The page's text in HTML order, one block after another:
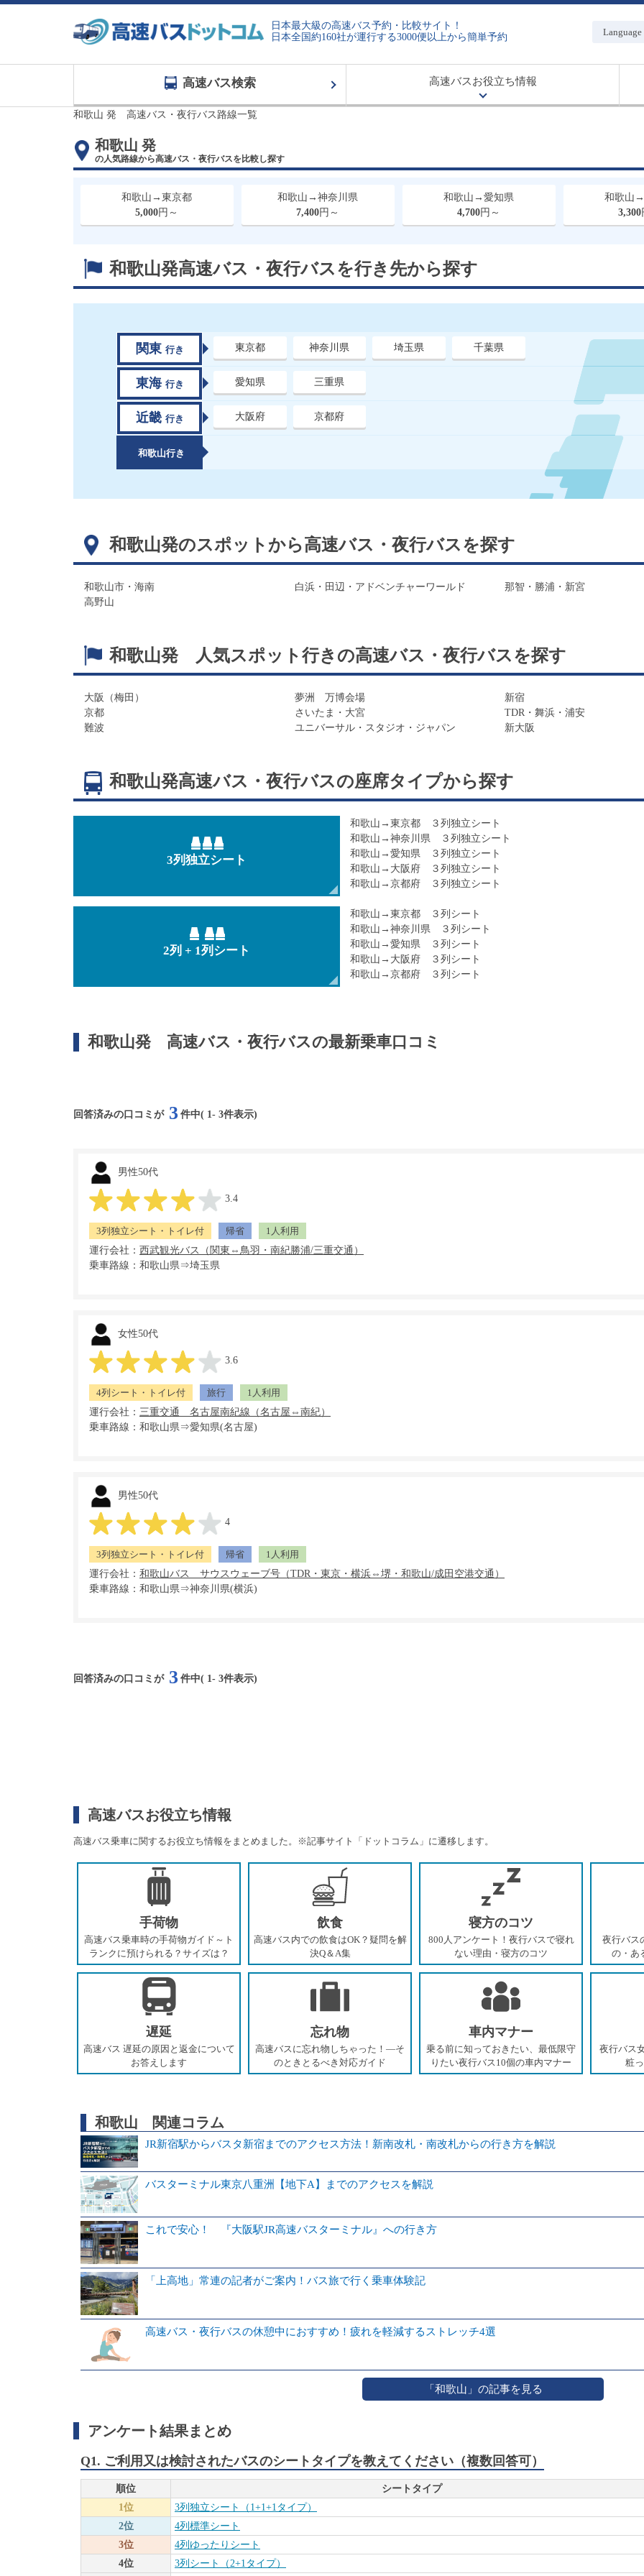
日本最大級の高速バス予約・比較サイト！
日本全国約160社が運行する3000便以上から簡単予約
Language
高速バス検索 高速バスお役立ち情報
和歌山 発 高速バス・夜行バス路線一覧
和歌山 発
の人気路線から高速バス・夜行バスを比較し探す
和歌山→東京都
5,000円～
和歌山→神奈川県
7,400円～
和歌山→愛知県
4,700円～
和歌山
3,300
和歌山発高速バス・夜行バスを行き先から探す
関東 行き 東京都 神奈川県 埼玉県 千葉県
東海 行き 愛知県 三重県
近畿 行き 大阪府 京都府
和歌山行き
和歌山発のスポットから高速バス・夜行バスを探す
和歌山市・海南 白浜・田辺・アドベンチャーワールド 那智・勝浦・新宮
高野山
和歌山発 人気スポット行きの高速バス・夜行バスを探す
大阪（梅田） 夢洲 万博会場 新宿
京都
さいたま・大宮 TDR・舞浜・浦安
難波
ユニバーサル・スタジオ・ジャパン 新大阪
和歌山発高速バス・夜行バスの座席タイプから探す
3列独立シート
和歌山→東京都 ３列独立シート
和歌山→神奈川県 ３列独立シート
和歌山→愛知県 ３列独立シート
和歌山→大阪府 ３列独立シート
和歌山→京都府 ３列独立シート
2列 + 1列シート
和歌山→東京都 ３列シート
和歌山→神奈川県 ３列シート
和歌山→愛知県 ３列シート
和歌山→大阪府 ３列シート
和歌山→京都府 ３列シート
和歌山発 高速バス・夜行バスの最新乗車口コミ
回答済みの口コミが 3 件中( 1 - 3件表示)
男性50代
3.4
3列独立シート・トイレ付 帰省
1人利用
運行会社：
乗車路線：和歌山県⇒埼玉県
女性50代
3.6
4列シート・トイレ付 旅行
1人利用
運行会社：
乗車路線：和歌山県⇒愛知県(名古屋)
男性50代
4
3列独立シート・トイレ付 帰省
1人利用
運行会社：
乗車路線：和歌山県⇒神奈川県(横浜)
回答済みの口コミが 3 件中( 1 - 3件表示)
高速バスお役立ち情報
高速バス乗車に関するお役立ち情報をまとめました。 ※記事サイト「ドットコラム」に遷移します。
手荷物
高速バス乗車時の手荷物ガイド～ト
ランクに預けられる？サイズは？
飲食
高速バス内での飲食はOK？疑問を解
決Q＆A集
寝方のコツ
800人アンケート！夜行バスで寝れ
ない理由・寝方のコツ
夜行バス
の・あ
遅延
高速バス 遅延の原因と返金について
お答えします
忘れ物
高速バスに忘れ物しちゃった！―そ
のときとるべき対応ガイド
車内マナー
乗る前に知っておきたい、最低限守
りたい夜行バス10個の車内マナー
夜行バス
粧
和歌山 関連コラム
JR新宿駅からバスタ新宿までのアクセス方法！新南改札・南改札からの行き方を解説
バスターミナル東京八重洲【地下A】までのアクセスを解説
これで安心！ 『大阪駅JR高速バスターミナル』への行き方
「上高地」常連の記者がご案内！バス旅で行く乗車体験記
高速バス・夜行バスの休憩中におすすめ！疲れを軽減するストレッチ4選
「和歌山」の記事を見る
アンケート結果まとめ
Q1. ご利用又は検討されたバスのシートタイプを教えてください（複数回答可）
順位 シートタイプ
1位
3列独立シート（1+1+1タイプ）
2位
4列標準シート
3位
4列ゆったりシート
4位
3列シート（2+1タイプ）